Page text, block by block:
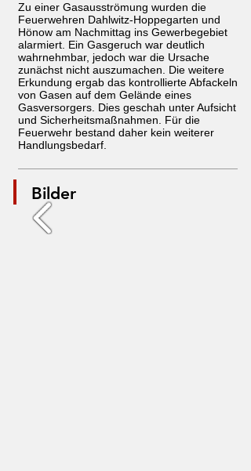
Zu einer Gasausströmung wurden die
Feuerwehren Dahlwitz-Hoppegarten und
Hönow am Nachmittag ins Gewerbegebiet
alarmiert. Ein Gasgeruch war deutlich
wahrnehmbar, jedoch war die Ursache
zunächst nicht auszumachen. Die weitere
Erkundung ergab das kontrollierte Abfackeln
von Gasen auf dem Gelände eines
Gasversorgers. Dies geschah unter Aufsicht
und Sicherheitsmaßnahmen. Für die
Feuerwehr bestand daher kein weiterer
Handlungsbedarf.
Bilder